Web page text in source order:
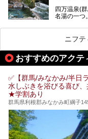
肌湯をはじ
四万温泉(
名湯の一つ
観光客で賑
「中生館
質の良さ(
的存在です
事・客室・
ニフテ
おすすめのアクテ
✅【群馬/みなかみ/半日
水しぶきを浴びる喜び
★学割あり
群馬県利根郡みなかみ町綱子